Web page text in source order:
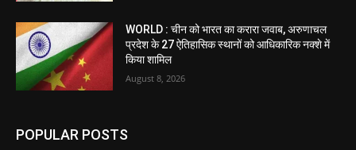
WORLD : चीन को भारत का करारा जवाब, अरुणाचल
प्रदेश के 27 ऐतिहासिक स्थानों को आधिकारिक नक्शे में
किया शामिल
August 8, 2026
POPULAR POSTS